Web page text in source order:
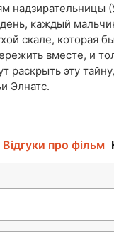
надзирательницы
каждый
скале, которая
вместе, и
раскрыть эту
Элнатс.
Відгуки про фільм